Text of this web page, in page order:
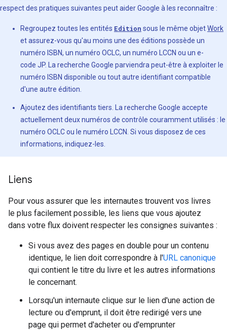
respect des pratiques suivantes peut aider Google à les reconnaître :
Regroupez toutes les entités Edition sous le même objetWork
et assurez-vous qu'au moins une des éditions possède un
numéro ISBN, un numéro OCLC, un numéro LCCN ou un e-
code JP. La recherche Google parviendra peut-être à exploiter le
numéro ISBN disponible ou tout autre identifiant compatible
d'une autre édition.
Ajoutez des identifiants tiers. La recherche Google accepte
actuellement deux numéros de contrôle couramment utilisés : le
numéro OCLC ou le numéro LCCN. Si vous disposez de ces
informations, indiquez-les.
Liens
Pour vous assurer que les internautes trouvent vos livres
le plus facilement possible, les liens que vous ajoutez
dans votre flux doivent respecter les consignes suivantes :
Si vous avez des pages en double pour un contenu
identique, le lien doit correspondre à l'URL canonique
qui contient le titre du livre et les autres informations
le concernant.
Lorsqu'un internaute clique sur le lien d'une action de
lecture ou d'emprunt, il doit être redirigé vers une
page qui permet d'acheter ou d'emprunter